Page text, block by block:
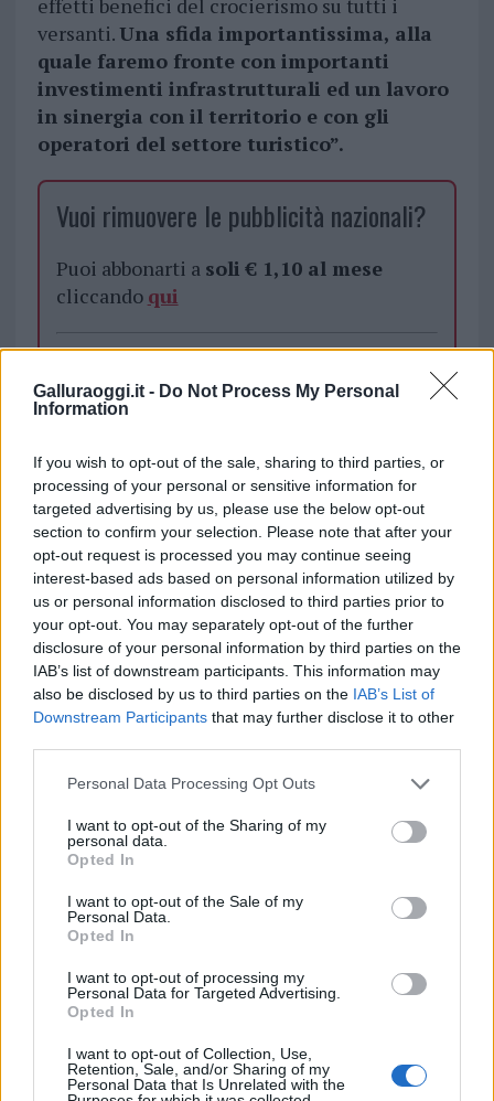
Galluraoggi.it - Do Not Process My Personal
Information
If you wish to opt-out of the sale, sharing to third parties, or
processing of your personal or sensitive information for
targeted advertising by us, please use the below opt-out
section to confirm your selection. Please note that after your
opt-out request is processed you may continue seeing
interest-based ads based on personal information utilized by
us or personal information disclosed to third parties prior to
your opt-out. You may separately opt-out of the further
disclosure of your personal information by third parties on the
IAB’s list of downstream participants. This information may
also be disclosed by us to third parties on the IAB’s List of
Downstream Participants that may further disclose it to other
Please note that this website/app uses one or more Google
not limited to your visit or usage behaviour. You may click to
grant or deny consent to Google and its third-party tags to
use your data for below specified purposes in below Google
consent section.
Personal Data Processing Opt Outs
I want to opt-out of the Sharing of my
personal data.
Opted In
I want to opt-out of the Sale of my
Personal Data.
Opted In
I want to opt-out of processing my
Personal Data for Targeted Advertising.
Opted In
I want to opt-out of Collection, Use,
Retention, Sale, and/or Sharing of my
Personal Data that Is Unrelated with the
effetti benefici del crocierismo su tutti i
versanti.Una sfida importantissima, alla
quale faremo fronte con importanti
investimenti infrastrutturali ed un lavoro
in sinergia con il territorio e con gli
operatori del settore turistico”.
Vuoi rimuovere le pubblicità nazionali?
Puoi abbonarti a soli € 1,10 al mese
cliccando qui
Sei già abbonato?
Puoi effettuare l'accesso andando nella
cliccandoqui
TEMI: Crociere Porti Gallura
Condividi l'articolo
F
a
ce
b
o
o
k
T
w
it
te
r
Pi
n
te
re
st
W
h
at
s
A
p
S
h
a
re
Articolo precedente
Prossimo articolo
NOTIZIE RECENTI
Meteo Olbia 7 agosto, sole e caldo tornano
protagonisti
Test tunnel Olbia: rampe chiuse ancora fino a